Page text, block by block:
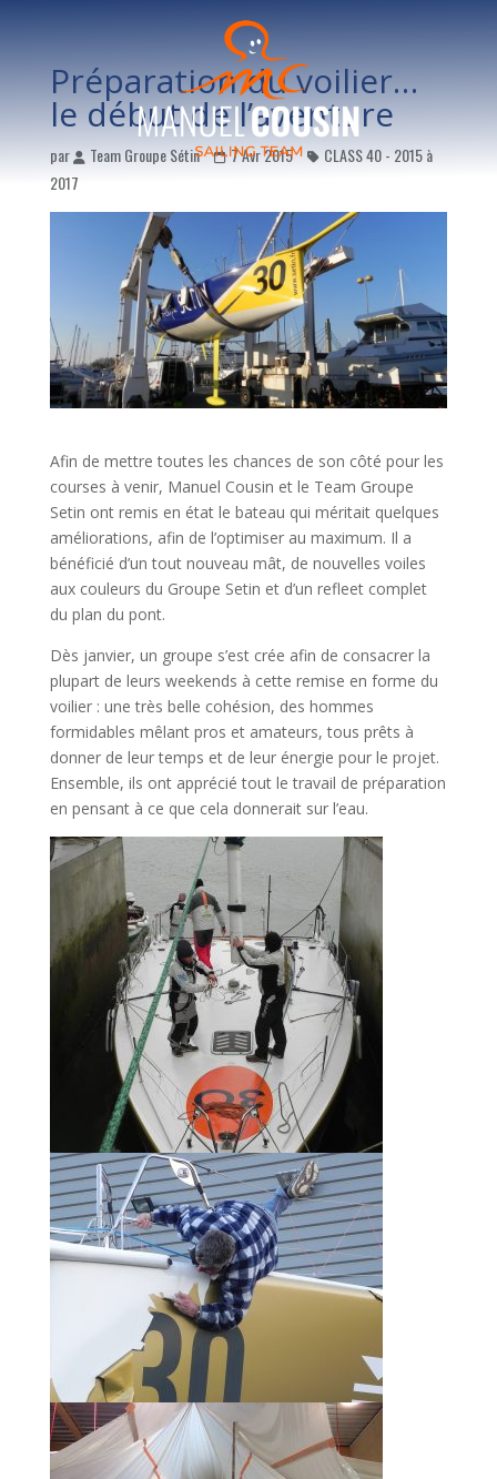
Préparation du voilier…
le début de l’aventure
par Team Groupe Sétin 7 Avr 2015
CLASS 40 - 2015 à
2017
Afin de mettre toutes les chances de son côté pour les
courses à venir, Manuel Cousin et le Team Groupe
Setin ont remis en état le bateau qui méritait quelques
améliorations, afin de l’optimiser au maximum. Il a
bénéficié d’un tout nouveau mât, de nouvelles voiles
aux couleurs du Groupe Setin et d’un refleet complet
du plan du pont.
Dès janvier, un groupe s’est crée afin de consacrer la
plupart de leurs weekends à cette remise en forme du
voilier : une très belle cohésion, des hommes
formidables mêlant pros et amateurs, tous prêts à
donner de leur temps et de leur énergie pour le projet.
Ensemble, ils ont apprécié tout le travail de préparation
en pensant à ce que cela donnerait sur l’eau.